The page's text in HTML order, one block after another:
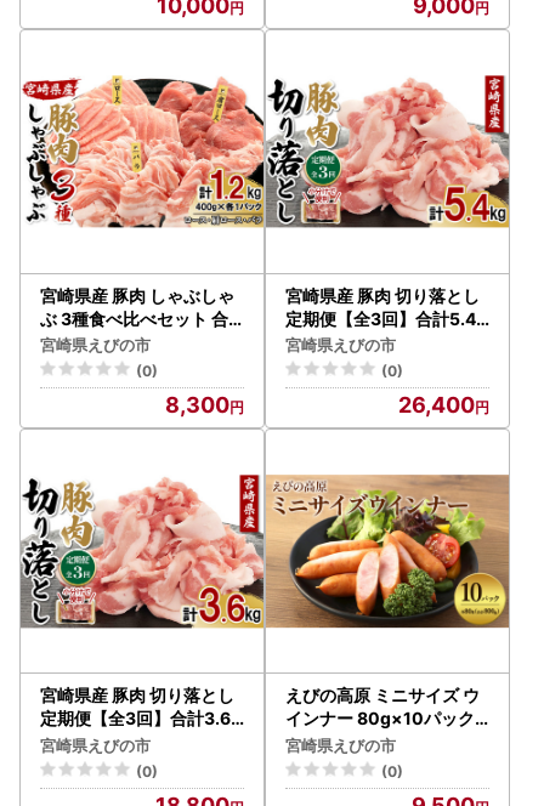
ト 人気 お取り寄せ 九州 宮
崎県 えびの市 送料無料
九州 宮崎県 えびの市 送料
無料
宮崎県産 豚肉 しゃぶしゃ
ぶ 3種食べ比べセット 合
計1.2kg (ロース・肩ロー
ス・バラ 各400g) 真空小
分けパック 冷凍 国産 送料
宮崎県えびの市
(0)
8,300
宮崎県産 豚肉 切り落とし
定期便【全3回】合計5.4k
g (1.8kg×3回) 300g×6パ
ック 真空小分けパック 冷
凍 国産 送料無料
宮崎県えびの市
(0)
26,400
宮崎県産 豚肉 切り落とし
定期便【全3回】合計3.6k
g (1.2kg×3回) 300g×4パ
ック 真空小分けパック 冷
凍 国産 送料無料
宮崎県えびの市
(0)
えびの高原 ミニサイズ ウ
インナー 80g×10パック
合計 800g 豚肉 牛肉 人気
おかず お弁当 おつまみ 総
菜 冷蔵 加工品 焼肉 ギフト
宮崎県えびの市
(0)